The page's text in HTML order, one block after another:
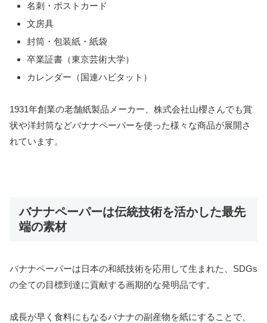
名刺・ポストカード
文房具
封筒・包装紙・紙袋
卒業証書（東京芸術大学）
カレンダー（国連ハビタット）
1931年創業の老舗紙製品メーカー、株式会社山櫻さんでも賞
状や洋封筒などバナナペーパーを使った様々な商品が展開さ
れています。
バナナペーパーは伝統技術を活かした最先
端の素材
バナナペーパーは日本の和紙技術を応用して生まれた、SDGs
の全ての目標到達に貢献する画期的な発明品です。
成長が早く食料にもなるバナナの副産物を紙にすることで、